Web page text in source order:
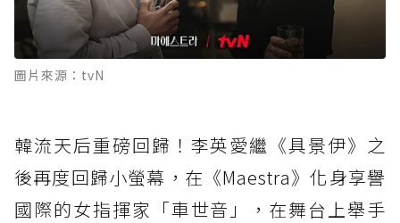
圖片來源：tvN
韓流天后重磅回歸！李英愛繼《具景伊》之
後再度回歸小螢幕，在《Maestra》化身享譽
國際的女指揮家「車世音」，在舞台上舉手